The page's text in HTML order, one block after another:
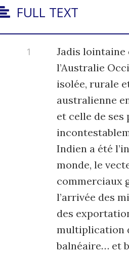
FULL TEXT
Jadis lointaine
l’Australie
isolée, rurale
australienne
et celle de ses
Indien a été
monde, le
commerciaux
l’arrivée des
des
multiplication
balnéaire… et